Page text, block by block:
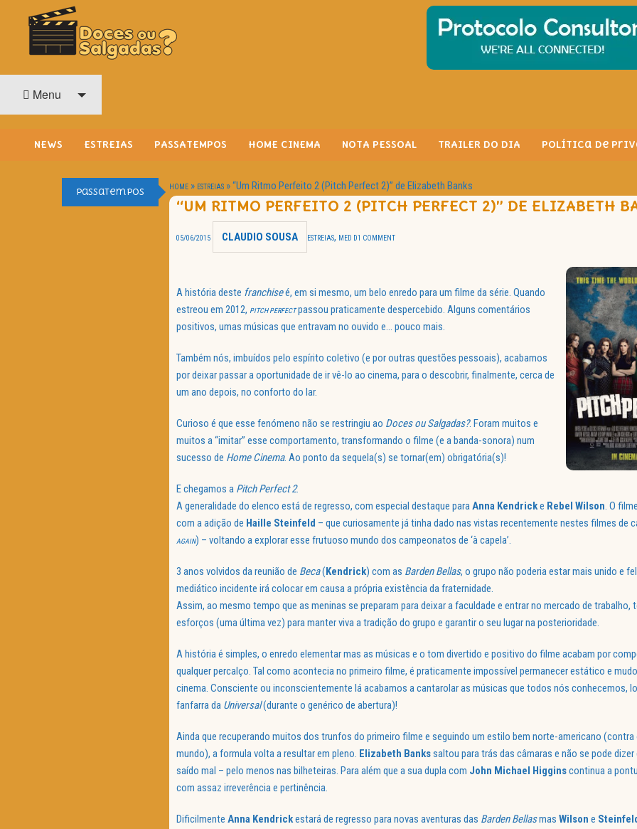
O Cinema? Uma Paixão!!
Menu
NEWS ESTREIAS PASSATEMPOS HOME CINEMA NOTA PESSOAL TRAILER DO DIA Política de
Passatempos HOME » ESTREIAS »“Um Ritmo Perfeito 2 (Pitch Perfect 2)” de Elizabeth Banks
“UM RITMO PERFEITO 2 (PITCH PERFECT 2)” DE ELIZABETH
05/06/2015 CLAUDIO SOUSA ESTREIAS, MED D1 COMMENT
A história deste franchiseé, em si mesmo, um belo enredo para um filme da série. Quando
estreou em 2012, PITCH PERFECTpassou praticamente despercebido. Alguns comentários
positivos, umas músicas que entravam no ouvido e… pouco mais.
Também nós, imbuídos pelo espírito coletivo (e por outras questões pessoais), acabamos
por deixar passar a oportunidade de ir vê-lo ao cinema, para o descobrir, finalmente, cerca de
um ano depois, no conforto do lar.
Curioso é que esse fenómeno não se restringiu ao Doces ou Salgadas?. Foram muitos e
muitos a “imitar” esse comportamento, transformando o filme (e a banda-sonora) num
sucesso de Home Cinema. Ao ponto da sequela(s) se tornar(em) obrigatória(s)!
E chegamos a Pitch Perfect 2.
A generalidade do elenco está de regresso, com especial destaque paraAnna Kendricke Rebel Wilson. O
com a adição de Haille Steinfeld – que curiosamente já tinha dado nas vistas recentemente nestes filmes de
AGAIN) – voltando a explorar esse frutuoso mundo dos campeonatos de ‘à capela’.
3 anos volvidos da reunião de Beca(Kendrick) com as Barden Bellas, o grupo não poderia estar mais unido e
mediático incidente irá colocar em causa a própria existência da fraternidade.
Assim, ao mesmo tempo que as meninas se preparam para deixar a faculdade e entrar no mercado de trabalho,
esforços (uma última vez) para manter viva a tradição do grupo e garantir o seu lugar na posterioridade.
A história é simples, o enredo elementar mas as músicas e o tom divertido e positivo do filme acabam por
qualquer percalço. Tal como acontecia no primeiro filme, é praticamente impossível permanecer estático e
cinema. Consciente ou inconscientemente lá acabamos a cantarolar as músicas que todos nós conhecemos,
fanfarra da Universal(durante o genérico de abertura)!
Ainda que recuperando muitos dos trunfos do primeiro filme e seguindo um estilo bem norte-americano
mundo), a formula volta a resultar em pleno. Elizabeth Bankssaltou para trás das câmaras e não se pode dizer
saído mal – pelo menos nas bilheteiras. Para além que a sua dupla com John Michael Higginscontinua a
com assaz irreverência e pertinência.
Dificilmente Anna Kendrickestará de regresso para novas aventuras das Barden Bellasmas Wilson e